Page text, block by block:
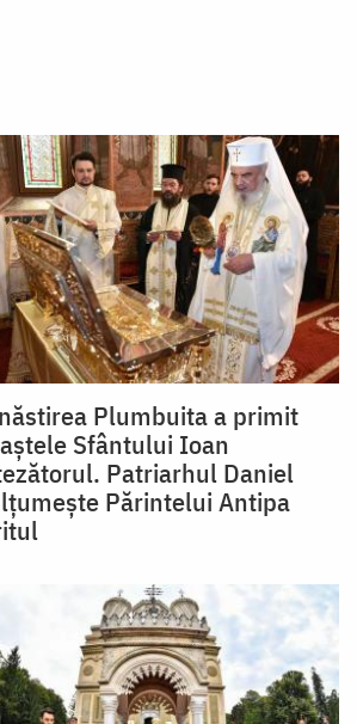
Plumbuita a primit
Sfântului Ioan
Patriarhul Daniel
Părintelui Antipa